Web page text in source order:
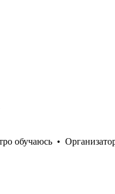
обучаюсь •